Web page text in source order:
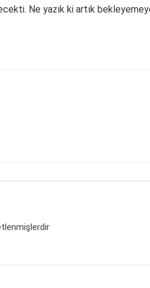
Ne yazık ki artık